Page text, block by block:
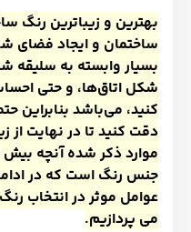
بهترین و زیباترین رنگ
ساختمان و ایجاد فضای
بسیار وابسته به سلیقه
شکل اتاق‌ها، و حتی
کنید، می‌باشد بنابراین
دقت کنید تا در نهایت از
موارد ذکر شده آنچه بیش
جنس رنگ است که در
عوامل موثر در انتخاب
می پردازیم.